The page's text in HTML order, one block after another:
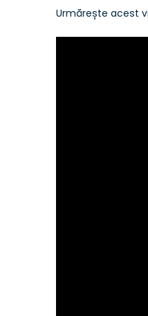
Urmărește acest